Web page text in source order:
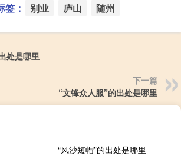
签： 别业 庐山 随州
处是哪里
下一篇
“文锋众人服”的出处是哪里
“风沙短帽”的出处是哪里